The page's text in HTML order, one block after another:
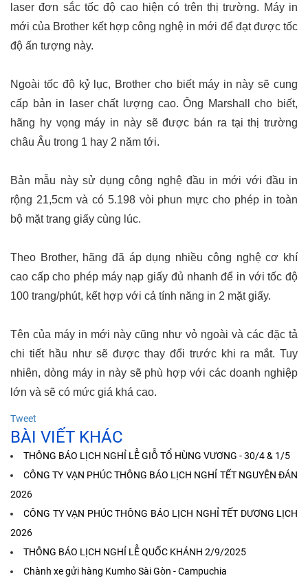
laser đơn sắc tốc độ cao hiện có trên thị trường. Máy in
mới của Brother kết hợp công nghệ in mới để đạt được tốc
độ ấn tượng này.
Ngoài tốc độ kỷ lục, Brother cho biết máy in này sẽ cung
cấp bản in laser chất lượng cao. Ông Marshall cho biết,
hãng hy vọng máy in này sẽ được bán ra tại thị trường
châu Âu trong 1 hay 2 năm tới.
Bản mẫu này sử dụng công nghệ đầu in mới với đầu in
rộng 21,5cm và có 5.198 vòi phun mực cho phép in toàn
bộ mặt trang giấy cùng lúc.
Theo Brother, hãng đã áp dụng nhiều công nghệ cơ khí
cao cấp cho phép máy nạp giấy đủ nhanh để in với tốc độ
100 trang/phút, kết hợp với cả tính năng in 2 mặt giấy.
Tên của máy in mới này cũng như vỏ ngoài và các đặc tả
chi tiết hầu như sẽ được thay đổi trước khi ra mắt. Tuy
nhiên, dòng máy in này sẽ phù hợp với các doanh nghiệp
lớn và sẽ có mức giá khá cao.
Tweet
BÀI VIẾT KHÁC
THÔNG BÁO LỊCH NGHỈ LỄ GIỖ TỔ HÙNG VƯƠNG - 30/4 & 1/5
CÔNG TY VẠN PHÚC THÔNG BÁO LỊCH NGHỈ TẾT NGUYÊN ĐÁN
2026
CÔNG TY VẠN PHÚC THÔNG BÁO LỊCH NGHỈ TẾT DƯƠNG LỊCH
2026
THÔNG BÁO LỊCH NGHỈ LỄ QUỐC KHÁNH 2/9/2025
Chành xe gửi hàng Kumho Sài Gòn - Campuchia